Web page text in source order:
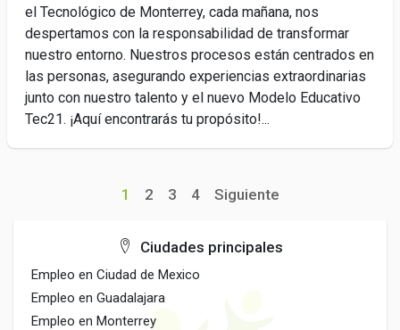
el Tecnológico de Monterrey, cada mañana, nos
despertamos con la responsabilidad de transformar
nuestro entorno. Nuestros procesos están centrados en
las personas, asegurando experiencias extraordinarias
junto con nuestro talento y el nuevo Modelo Educativo
Tec21. ¡Aquí encontrarás tu propósito!...
1 2 3 4 Siguiente
Ciudades principales
Empleo en Ciudad de Mexico
Empleo en Guadalajara
Empleo en Monterrey